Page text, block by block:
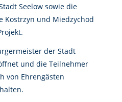
Seelow sowie die
Kostrzyn und Miedzychod
der Stadt
und die Teilnehmer
von Ehrengästen